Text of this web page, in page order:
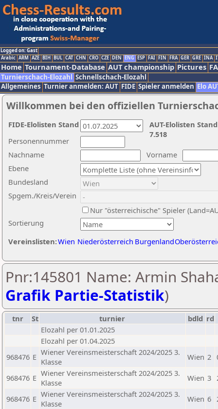
Logged on: Gast
Arabic ARM AZE BIH BUL CAT CHN CRO CZE DEN ENG ESP FAI FIN FRA GER GRE INA
Home Tournament-Database AUT championship Pictures
Turnierschach-Elozahl Schnellschach-Elozahl
Allgemeines Turnier anmelden: AUT FIDE Spieler anmelden Elo
Willkommen bei den offiziellen
Nachname
Vorname
Ebene
Sortierung
Personennummer
Bundesland
Spgem./Kreis/Verein
Nur "österreichische" Spieler
Vereinslisten:Wien Niederösterreich Burgenland
AUT-Elolisten
7.518
FIDE-Elolisten Stand
Pnr:145801 Name: Armin
Grafik Partie-Statistik)
tnr St turnier bdld rd
Elozahl per 01.01.2025
Elozahl per 01.04.2025
968476 E Wiener Vereinsmeisterschaft 2024/2025 3.
Klasse
Wien 2
968476 E Wiener Vereinsmeisterschaft 2024/2025 3.
Klasse
Wien 3
968476 E Wiener Vereinsmeisterschaft 2024/2025 3.
Klasse
Wien 6